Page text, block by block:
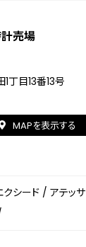
売場
丁目13番13号
MAPを表示する
クシード / アテッサ